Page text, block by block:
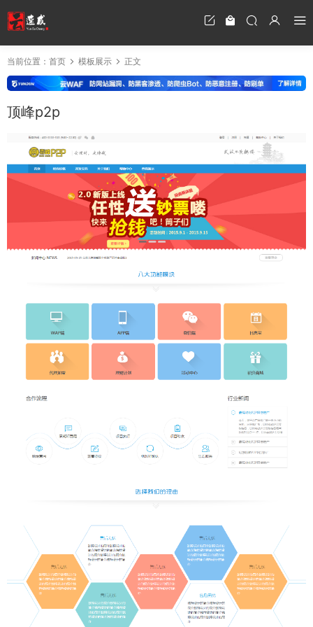
当前位置： 首页 模板展示 正文
顶峰p2p